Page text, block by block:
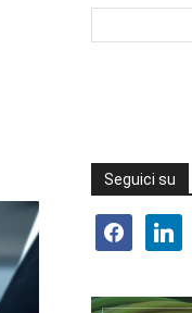
Seguici su
facebooklinkedin